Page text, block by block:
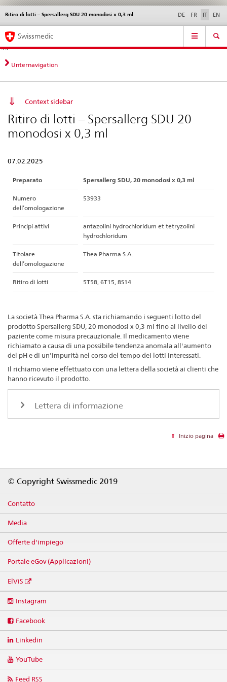
Navigazione
diretta:
novità,
aspetti
contatto
Novità &
norme
Contatto | Supporto &
aiuto
Ritiro di lotti – Spersallerg SDU 20 monodosi x 0,3 ml DE FR IT EN
Service
Navigation
Swissmedic
Unternavigation
Context sidebar
Ritiro di lotti – Spersallerg SDU 20
monodosi x 0,3 ml
07.02.2025
Preparato Spersallerg SDU, 20 monodosi x 0,3 ml
Numero
dell’omologazione
53933
Principi attivi
antazolini hydrochloridum et tetryzolini
hydrochloridum
Titolare
dell’omologazione
Thea Pharma S.A.
Ritiro di lotti 5T58, 6T15, 8S14
La società Thea Pharma S.A. sta richiamando i seguenti lotto del
prodotto Spersallerg SDU, 20 monodosi x 0,3 ml fino al livello del
paziente come misura precauzionale. Il medicamento viene
richiamato a causa di una possibile tendenza anomala all'aumento
del pH e di un'impurità nel corso del tempo dei lotti interessati.
Il richiamo viene effettuato con una lettera della società ai clienti che
hanno ricevuto il prodotto.
Lettera di informazione
Inizio pagina
© Copyright Swissmedic 2019
Contatto
Media
Offerte d'impiego
Portale eGov (Applicazioni)
ElViS
media
Instagram
Facebook
Linkedin
YouTube
Feed RSS